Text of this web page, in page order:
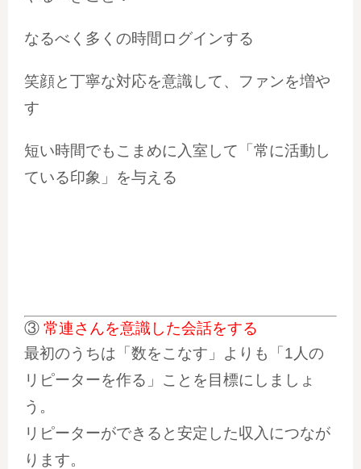
なるべく多くの時間ログインする
笑顔と丁寧な対応を意識して、ファンを増や
す
短い時間でもこまめに入室して「常に活動し
ている印象」を与える
③ 常連さんを意識した会話をする
最初のうちは「数をこなす」よりも「1人の
リピーターを作る」ことを目標にしましょ
う。
リピーターができると安定した収入につなが
ります。